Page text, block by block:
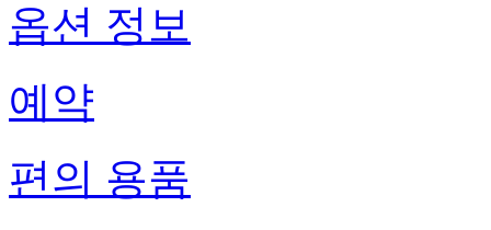
옵션 정보
예약
편의 용품